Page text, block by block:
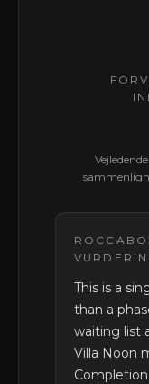
This is a
than a
waiting list
Villa Noon